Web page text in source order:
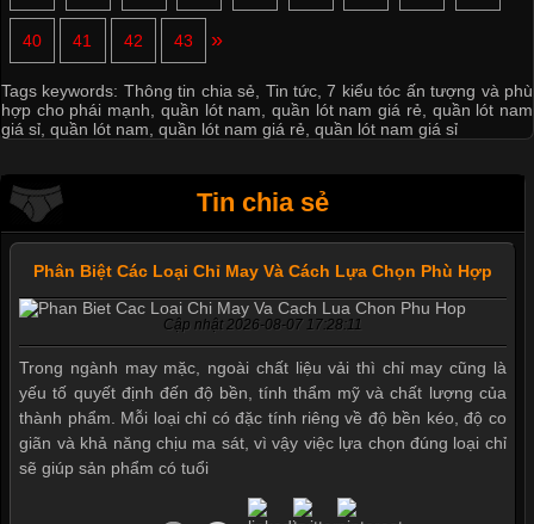
40 41 42 43 »
Tags keywords: Thông tin chia sẻ Tin tức ,7 kiểu tóc ấn tượng và phù
hợp cho phái mạnh
quần lót nam ,quần lót nam giá rẻ
quần lót nam
giá sỉ quần lót nam quần lót nam giá rẻ quần lót nam giá sỉ
Tin chia sẻ
Phân Biệt Các Loại Chỉ May Và Cách Lựa Chọn Phù Hợp
Cập nhật 2026-08-07 17:28:11
Trong ngành may mặc, ngoài chất liệu vải thì chỉ may cũng là
yếu tố quyết định đến độ bền, tính thẩm mỹ và chất lượng của
thành phẩm. Mỗi loại chỉ có đặc tính riêng về độ bền kéo, độ co
giãn và khả năng chịu ma sát, vì vậy việc lựa chọn đúng loại chỉ
sẽ giúp sản phẩm có tuổi